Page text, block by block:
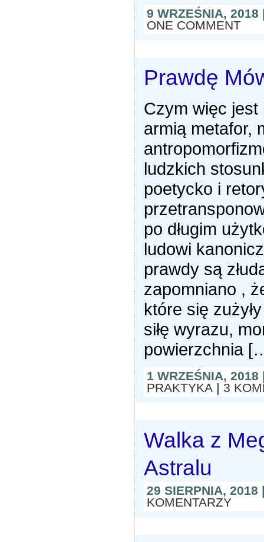
9 WRZEŚNIA, 2018
ONE COMMENT
Prawdę
Czym więc
armią metafor,
ludzkich
poetycko i
po długim
ludowi
prawdy są
zapomniano ,
które się
siłę wyrazu,
powierzchnia
1 WRZEŚNIA, 2018
PRAKTYKA | 3
Walka z
Astralu
29 SIERPNIA, 2018
KOMENTARZY